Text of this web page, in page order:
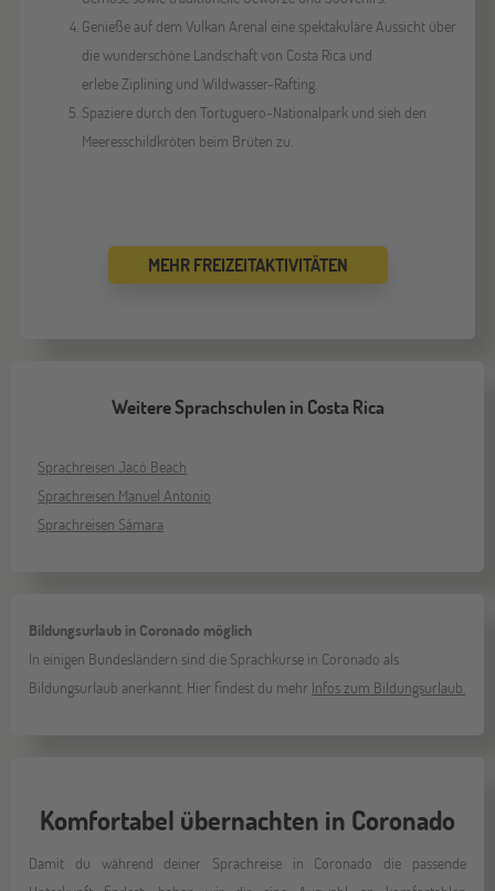
Genieße auf dem Vulkan Arenal eine spektakuläre Aussicht über
die wunderschöne Landschaft von Costa Rica und
erlebe Ziplining und Wildwasser-Rafting.
Spaziere durch den Tortuguero-Nationalpark und sieh den
Meeresschildkröten beim Brüten zu.
MEHR FREIZEITAKTIVITÄTEN
Weitere Sprachschulen in Costa Rica
Sprachreisen Jacó Beach
Sprachreisen Manuel Antonio
Sprachreisen Sámara
Bildungsurlaub in Coronado möglich
In einigen Bundesländern sind die Sprachkurse in Coronado als
Bildungsurlaub anerkannt. Hier findest du mehr Infos zum Bildungsurlaub.
Komfortabel übernachten in Coronado
Damit du während deiner Sprachreise in Coronado die passende